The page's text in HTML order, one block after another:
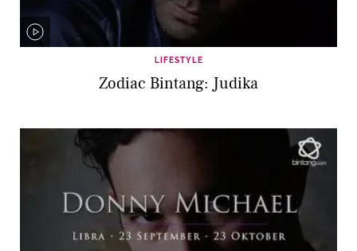
LIFESTYLE
Zodiac Bintang: Judika